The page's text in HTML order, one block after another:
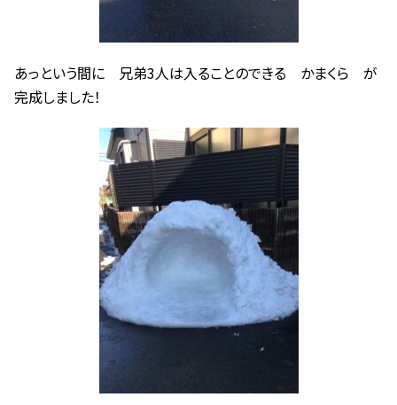
あっという間に 兄弟3人は入ることのできる かまくら が
完成しました！